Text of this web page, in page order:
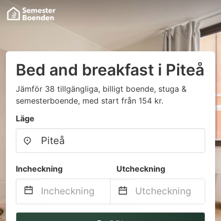
Bed and breakfast i Piteå
Jämför 38 tillgängliga, billigt boende, stuga &
semesterboende, med start från 154 kr.
Läge
Incheckning Utcheckning
Navigate
Navigate